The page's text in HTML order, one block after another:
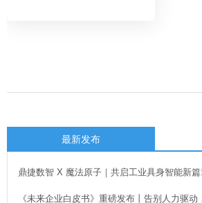
最新发布
鼎捷数智 X 魔法原子｜共启工业具身智能新
《未来企业白皮书》重磅发布丨告别人力驱